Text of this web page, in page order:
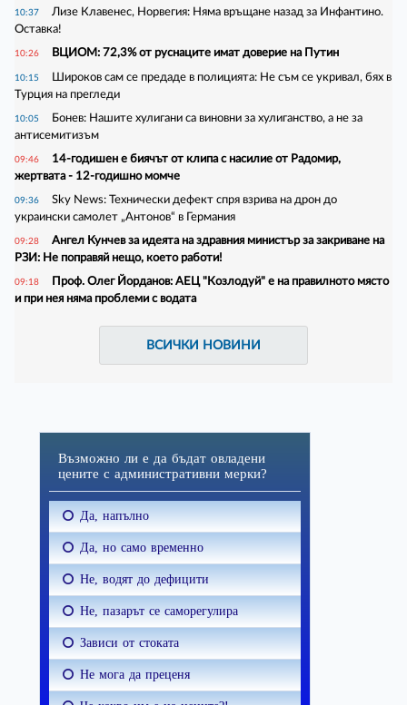
10:37
Лизе Клавенес, Норвегия: Няма връщане назад за Инфантино.
Оставка!
10:26 ВЦИОМ: 72,3% от руснаците имат доверие на Путин
10:15
Широков сам се предаде в полицията: Не съм се укривал, бях в
Турция на прегледи
10:05
Бонев: Нашите хулигани са виновни за хулиганство, а не за
антисемитизъм
09:46
14-годишен е биячът от клипа с насилие от Радомир,
жертвата - 12-годишно момче
09:36
Sky News: Технически дефект спря взрива на дрон до
украински самолет „Антонов“ в Германия
09:28
Ангел Кунчев за идеята на здравния министър за закриване на
РЗИ: Не поправяй нещо, което работи!
09:18
Проф. Олег Йорданов: АЕЦ "Козлодуй" е на правилното място
и при нея няма проблеми с водата
ВСИЧКИ НОВИНИ